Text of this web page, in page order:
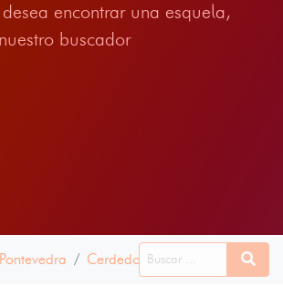
encontrar una esquela,
buscador
Pontevedra Cerdedo 14 JUNIO 2024